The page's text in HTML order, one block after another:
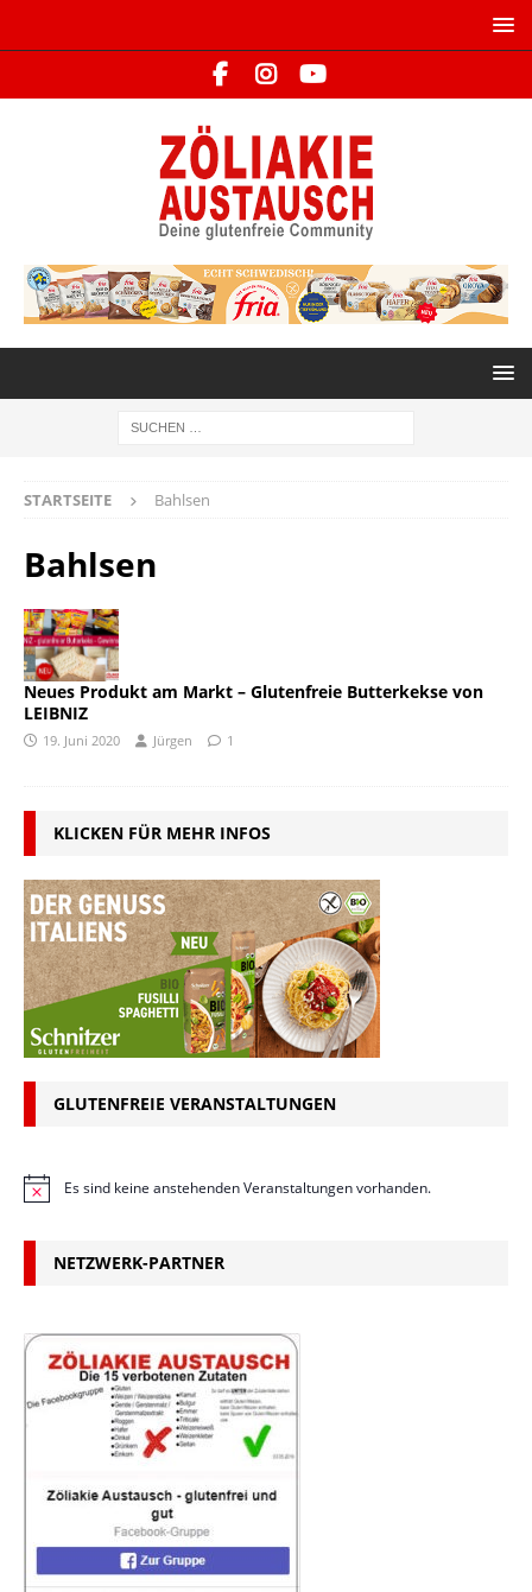
STARTSEITE Bahlsen
Bahlsen
Neues Produkt am Markt – Glutenfreie Butterkekse von
LEIBNIZ
19. Juni 2020 Jürgen 1
KLICKEN FÜR MEHR INFOS
GLUTENFREIE VERANSTALTUNGEN
H
i
Es sind keine anstehenden Veranstaltungen vorhanden.
NETZWERK-PARTNER